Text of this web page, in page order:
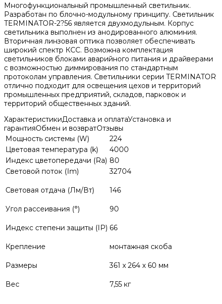
Многофункциональный промышленный светильник.
Разработан по блочно-модульному принципу. Светильник
TERMINATOR-2?56 является двухмодульным. Корпус
светильника выполнен из анодированного алюминия.
Вторичная линзовая оптика позволяет обеспечивать
широкий спектр КСС. Возможна комплектация
светильников блоками аварийного питания и драйверами
с возможностью диммирования по стандартным
протоколам управления. Светильники серии TERMINATOR
отлично подходит для освещения цехов и территорий
промышленных предприятий, складов, парковок и
территорий общественных зданий.
ХарактеристикиДоставка и оплатаУстановка и
гарантияОбмен и возвратОтзывы
Мощность системы (W)
224
Цветовая температура (k)
4000
Индекс цветопередачи (Ra) 80
Световой поток (Im)
32704
Световая отдача (Лм/Вт) 146
Угол рассеивания (°) 90
Индекс степени защиты (IP) 66
Крепление монтажная скоба
Размеры 361 x 264 x 60 мм
Вес 7,55 кг